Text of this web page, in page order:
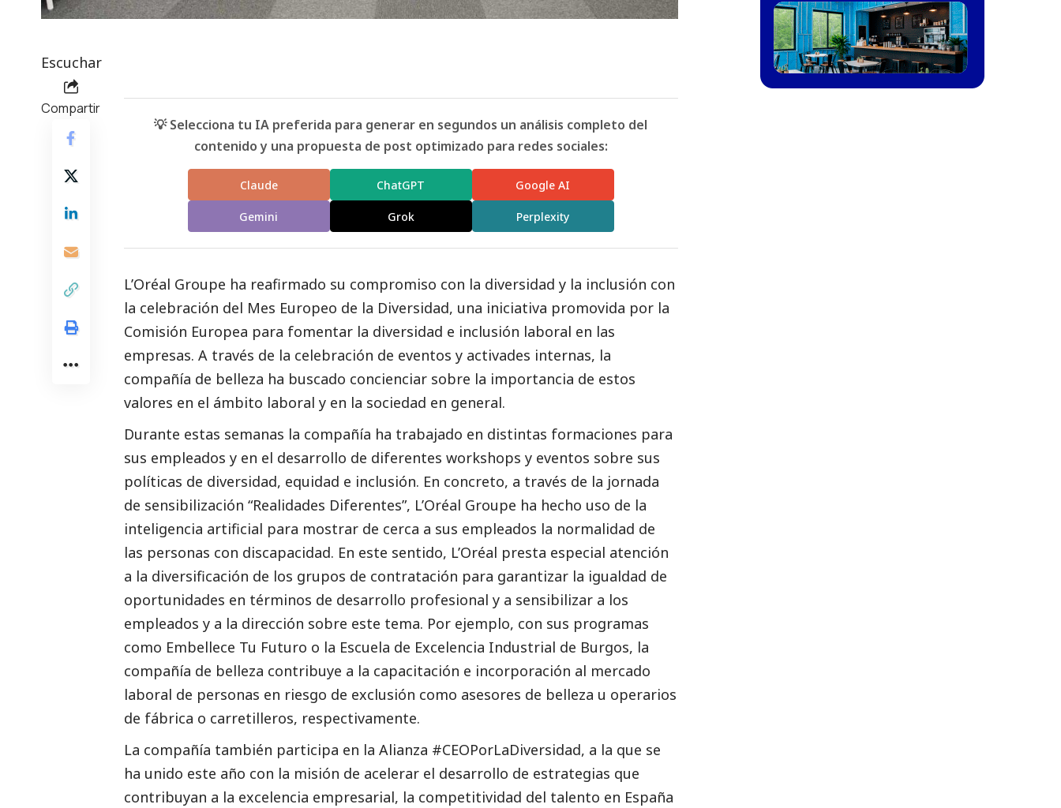
Escuchar
Compartir
💡 Selecciona tu IA preferida para generar en segundos un análisis completo del
contenido y una propuesta de post optimizado para redes sociales:
Claude ChatGPT Google AI
Gemini Grok Perplexity
L’Oréal Groupe ha reafirmado su compromiso con la diversidad y la inclusión con
la celebración del Mes Europeo de la Diversidad, una iniciativa promovida por la
Comisión Europea para fomentar la diversidad e inclusión laboral en las
empresas. A través de la celebración de eventos y activades internas, la
compañía de belleza ha buscado concienciar sobre la importancia de estos
valores en el ámbito laboral y en la sociedad en general.
Durante estas semanas la compañía ha trabajado en distintas formaciones para
sus empleados y en el desarrollo de diferentes workshops y eventos sobre sus
políticas de diversidad, equidad e inclusión. En concreto, a través de la jornada
de sensibilización “Realidades Diferentes”, L’Oréal Groupe ha hecho uso de la
inteligencia artificial para mostrar de cerca a sus empleados la normalidad de
las personas con discapacidad. En este sentido, L’Oréal presta especial atención
a la diversificación de los grupos de contratación para garantizar la igualdad de
oportunidades en términos de desarrollo profesional y a sensibilizar a los
empleados y a la dirección sobre este tema. Por ejemplo, con sus programas
como Embellece Tu Futuro o la Escuela de Excelencia Industrial de Burgos, la
compañía de belleza contribuye a la capacitación e incorporación al mercado
laboral de personas en riesgo de exclusión como asesores de belleza u operarios
de fábrica o carretilleros, respectivamente.
La compañía también participa en la Alianza #CEOPorLaDiversidad, a la que se
ha unido este año con la misión de acelerar el desarrollo de estrategias que
contribuyan a la excelencia empresarial, la competitividad del talento en España